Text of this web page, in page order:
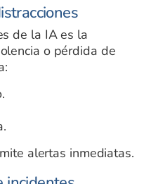
de la IA es la
o pérdida de
alertas inmediatas.